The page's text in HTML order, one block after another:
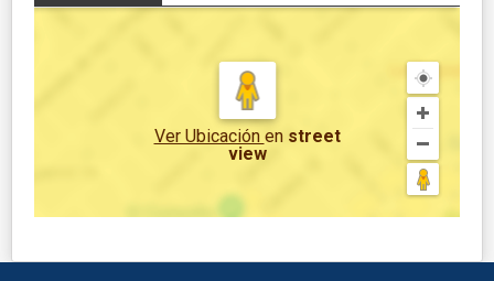
Ver Ubicación en street
view